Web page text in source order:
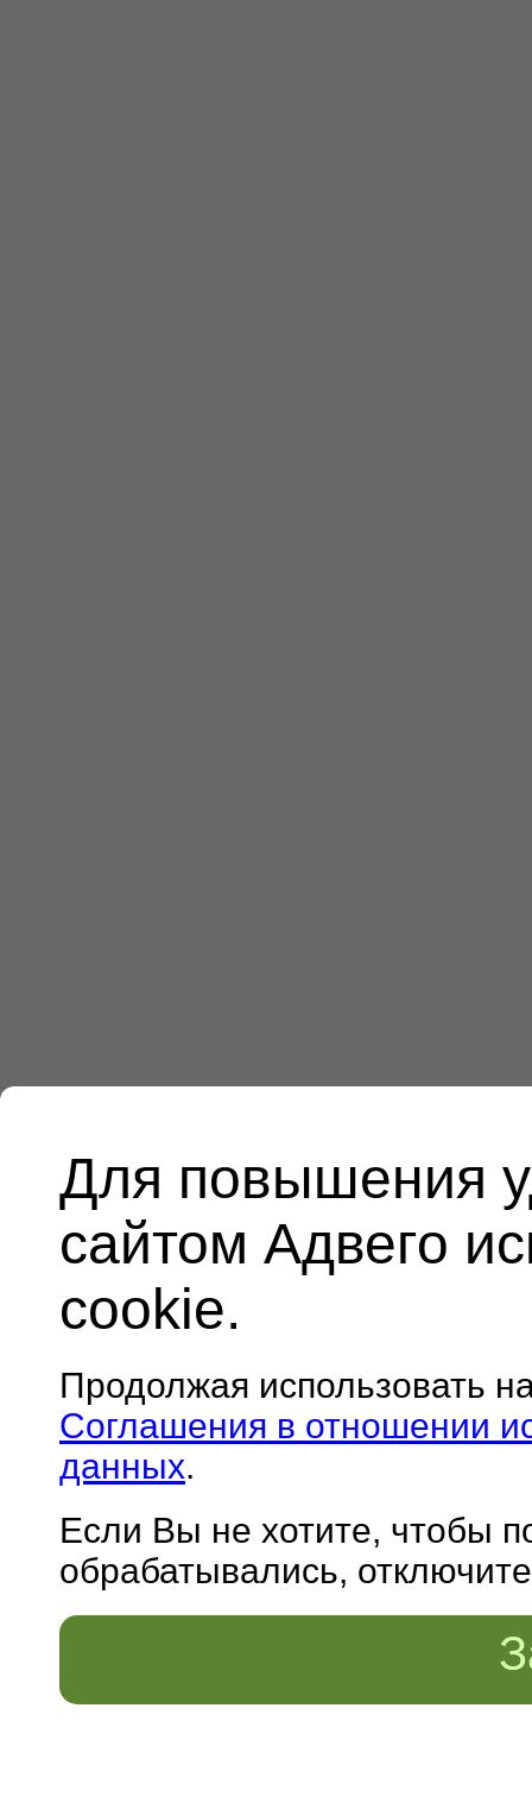
Для повышения
сайтом Адвего
cookie.
Продолжая использовать
Соглашения в отношении
данных.
Если Вы не хотите, чтобы
обрабатывались,